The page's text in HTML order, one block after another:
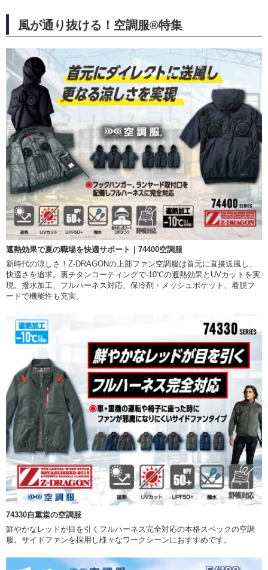
風が通り抜ける！空調服®特集
遮熱効果で夏の職場を快適サポート｜74400空調服
新時代の涼しさ！Z-DRAGONの上部ファン空調服は首元に直接送風し、
快適さを追求。裏チタンコーティングで-10℃の遮熱効果とUVカットを実
現。撥水加工、フルハーネス対応、保冷剤・メッシュポケット、着脱フ
ードで機能性も充実。
74330自重堂の空調服
鮮やかなレッドが目を引くフルハーネス完全対応の本格スペックの空調
服。サイドファンを採用し様々なワークシーンにおすすめです。